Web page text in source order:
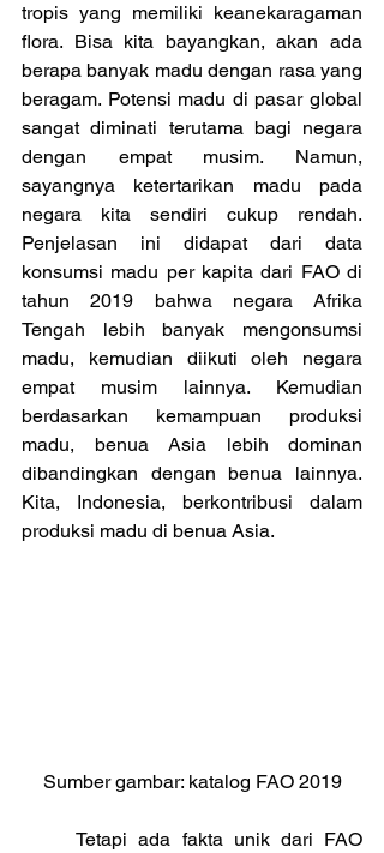
tropis yang memiliki keanekaragaman
flora. Bisa kita bayangkan, akan ada
berapa banyak madu dengan rasa yang
beragam. Potensi madu di pasar global
sangat diminati terutama bagi negara
dengan empat musim. Namun,
sayangnya ketertarikan madu pada
negara kita sendiri cukup rendah.
Penjelasan ini didapat dari data
konsumsi madu per kapita dari FAO di
tahun 2019 bahwa negara Afrika
Tengah lebih banyak mengonsumsi
madu, kemudian diikuti oleh negara
empat musim lainnya. Kemudian
berdasarkan kemampuan produksi
madu, benua Asia lebih dominan
dibandingkan dengan benua lainnya.
Kita, Indonesia, berkontribusi dalam
produksi madu di benua Asia.
Sumber gambar: katalog FAO 2019
	Tetapi ada fakta unik dari
FAO